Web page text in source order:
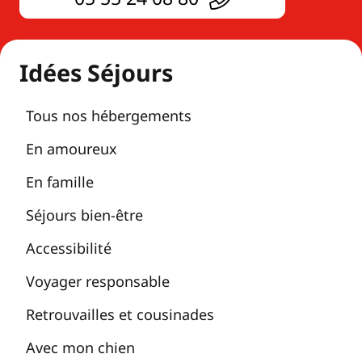
Idées Séjours
Tous nos hébergements
En amoureux
En famille
Séjours bien-être
Accessibilité
Voyager responsable
Retrouvailles et cousinades
Avec mon chien